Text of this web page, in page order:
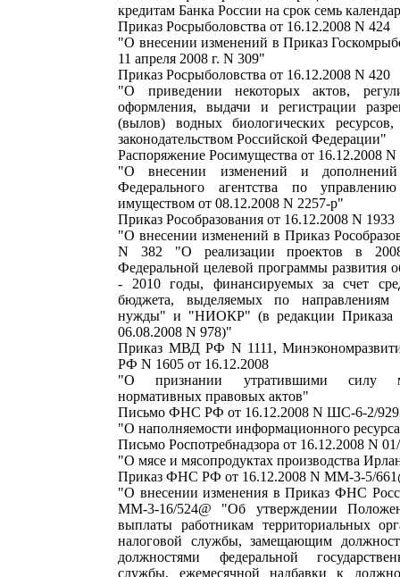
кредитам Банка России на срок семь
Приказ Росрыболовства от 16.12.2008 N 424
"О внесении изменений в Приказ
11 апреля 2008 г. N 309"
Приказ Росрыболовства от 16.12.2008 N 420
"О приведении некоторых актов,
оформления, выдачи и регистрации
(вылов) водных биологических
законодательством Российской Федерации"
Распоряжение Росимущества от 16.12.2008 N
"О внесении изменений и
Федерального агентства по управлению
имуществом от 08.12.2008 N 2257-р"
Приказ Рособразования от 16.12.2008 N 1933
"О внесении изменений в Приказ
N 382 "О реализации проектов в
Федеральной целевой программы развития
- 2010 годы, финансируемых за счет
бюджета, выделяемых по направлениям
нужды" и "НИОКР" (в редакции Приказа
06.08.2008 N 978)"
Приказ МВД РФ N 1111,
РФ N 1605 от 16.12.2008
"О признании утратившими силу
нормативных правовых актов"
Письмо ФНС РФ от 16.12.2008 N ШС-6-2/
"О наполняемости информационного
Письмо Роспотребнадзора от 16.12.2008 N
"О мясе и мясопродуктах производства
Приказ ФНС РФ от 16.12.2008 N ММ-3-5/
"О внесении изменения в Приказ ФНС
ММ-3-16/524@ "Об утверждении
выплаты работникам территориальных
налоговой службы, замещающим
должностями федеральной
службы, ежемесячной надбавки к